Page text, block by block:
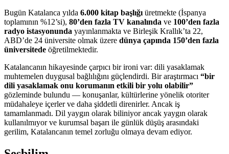
Bugün Katalanca yılda 6.000 kitap başlığı üretmekte (İspanya
toplamının %12’si), 80’den fazla TV kanalında ve 100’den fazla
radyo istasyonunda yayınlanmakta ve Birleşik Krallık’ta 22,
ABD’de 24 üniversite olmak üzere dünya çapında 150’den fazla
üniversitede öğretilmektedir.
Katalancanın hikayesinde çarpıcı bir ironi var: dili yasaklamak
muhtemelen duygusal bağlılığını güçlendirdi. Bir araştırmacı “bir
dili yasaklamak onu korumanın etkili bir yolu olabilir”
gözleminde bulundu — konuşanlar, kültürlerine yönelik otoriter
müdahaleye içerler ve daha şiddetli direnirler. Ancak iş
tamamlanmadı. Dil yaygın olarak biliniyor ancak yaygın olarak
kullanılmıyor ve kurumsal başarı ile günlük düşüş arasındaki
gerilim, Katalancanın temel zorluğu olmaya devam ediyor.